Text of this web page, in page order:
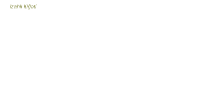
izahlı lüğəti